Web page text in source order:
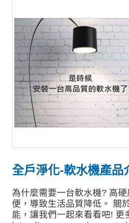
全戶淨化-軟水機產品
為什麼需要一台軟水機? 高
便，導致生活品質降低。 關
能，讓我們一起來看看吧! 更